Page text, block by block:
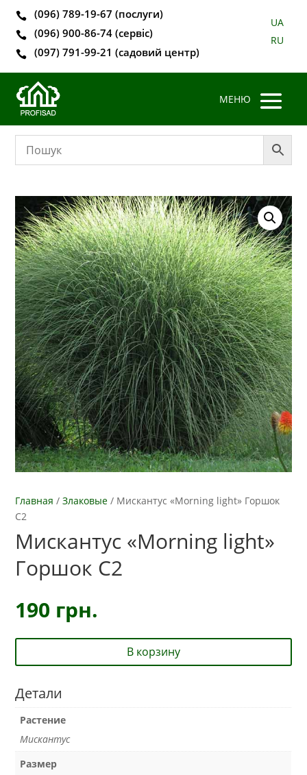
 (096) 789-19-67 (послуги)
 (096) 900-86-74 (сервіс)
 (097) 791-99-21 (садовий центр)
UA
RU
Главная /Злаковые / Мискантус «Morning light» Горшок
С2
Мискантус «Morning light»
Горшок С2
190 грн.
В корзину
Детали
Растение
Мискантус
Размер